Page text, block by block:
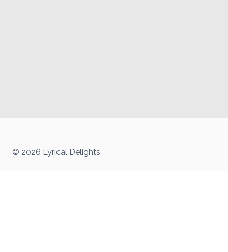
© 2026 Lyrical Delights